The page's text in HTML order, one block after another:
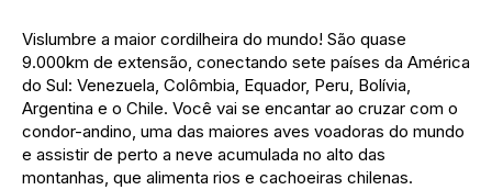
Vislumbre a maior cordilheira do mundo! São quase
9.000km de extensão, conectando sete países da América
do Sul: Venezuela, Colômbia, Equador, Peru, Bolívia,
Argentina e o Chile. Você vai se encantar ao cruzar com o
condor-andino, uma das maiores aves voadoras do mundo
e assistir de perto a neve acumulada no alto das
montanhas, que alimenta rios e cachoeiras chilenas.